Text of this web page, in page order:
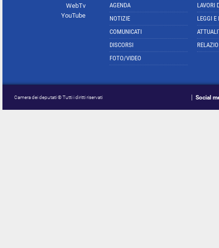
WebTv
YouTube
AGENDA
NOTIZIE
COMUNICATI
DISCORSI
FOTO/VIDEO
LAVORI
LEGGI E
Camera dei deputati © Tutti i diritti riservati Social